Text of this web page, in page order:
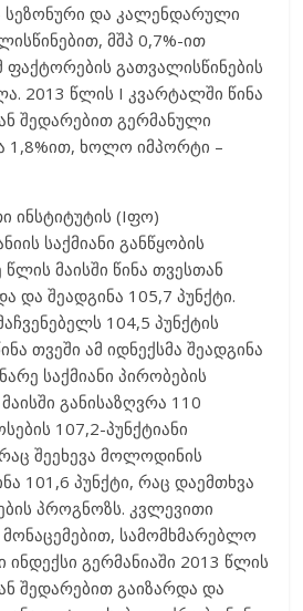
სეზონური და კალენდარული
მშპ 0,7%-ით
გათვალისწინების
2013 წლის I კვარტალში წინა
შედარებით გერმანული
1,8%ით, ხოლო იმპორტი –
ინსტიტუტის (Iფო)
საქმიანი განწყობის
მაისში წინა თვესთან
და შეადგინა 105,7 პუნქტი.
104,5 პუნქტის
თვეში ამ იდნექსმა შეადგინა
საქმიანი პირობების
განისაზღვრა 110
107,2-პუნქტიანი
შეეხევა მოლოდინის
101,6 პუნქტი, რაც დაემთხვა
პროგნოზს. კვლევითი
მონაცემებით, სამომხმარებლო
ინდექსი გერმანიაში 2013 წლის
შედარებით გაიზარდა და